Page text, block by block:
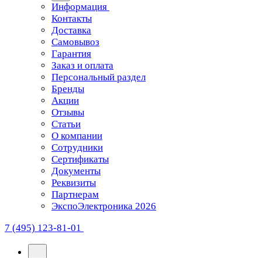
Информация
Контакты
Доставка
Самовывоз
Гарантия
Заказ и оплата
Персональный раздел
Бренды
Акции
Отзывы
Статьи
О компании
Сотрудники
Сертификаты
Документы
Реквизиты
Партнерам
ЭкспоЭлектроника 2026
7 (495) 123-81-01